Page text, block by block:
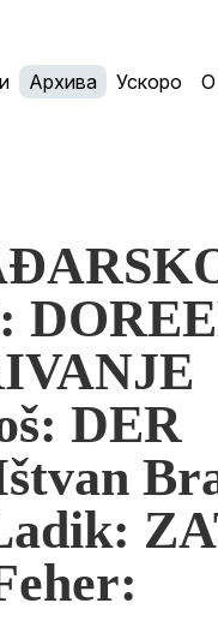
Архива Ускоро О
DER